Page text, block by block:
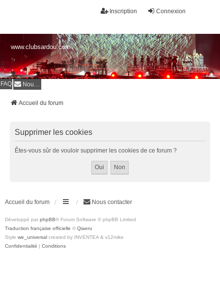
Connexion
Inscription
www.clubsardou.com
FAQ Nous contacter
Accueil du forum
Supprimer les cookies
Êtes-vous sûr de vouloir supprimer les cookies de ce forum ?
Accueil du forum Nous contacter
Développé par phpBB® Forum Software © phpBB Limited
Traduction française officielle © Qiaeru
Style we_universal created by INVENTEA & v12mike
Confidentialité | Conditions